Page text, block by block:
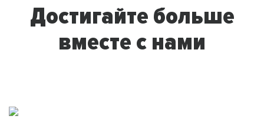
Достигайте больше
вместе с нами